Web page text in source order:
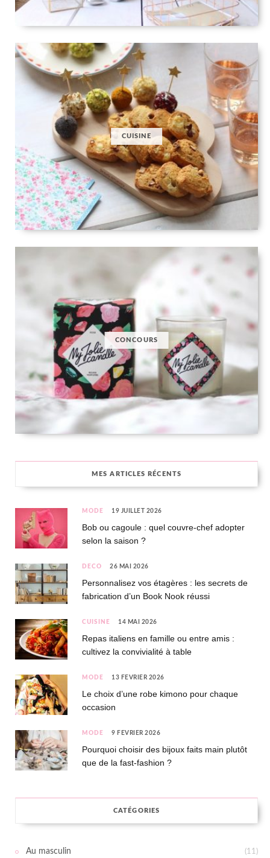
CUISINE
CONCOURS
MES ARTICLES RÉCENTS
MODE 19 JUILLET 2026
Bob ou cagoule : quel couvre-chef adopter
selon la saison ?
DÉCO 26 MAI 2026
Personnalisez vos étagères : les secrets de
fabrication d’un Book Nook réussi
CUISINE 14 MAI 2026
Repas italiens en famille ou entre amis :
cultivez la convivialité à table
MODE 13 FÉVRIER 2026
Le choix d’une robe kimono pour chaque
occasion
MODE 9 FÉVRIER 2026
Pourquoi choisir des bijoux faits main plutôt
que de la fast-fashion ?
CATÉGORIES
Au masculin (11)